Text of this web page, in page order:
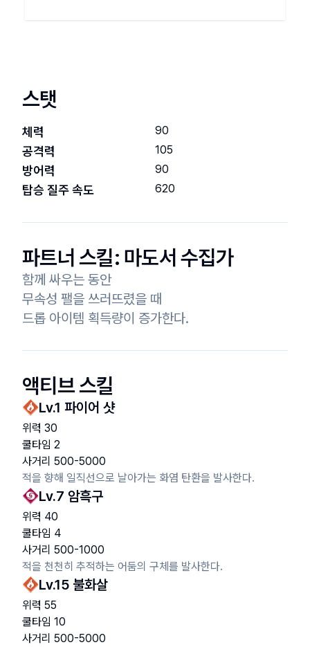
스탯
체력 90
공격력 105
방어력 90
탑승 질주 속도 620
파트너 스킬: 마도서 수집가
함께 싸우는 동안
무속성 팰을 쓰러뜨렸을 때
드롭 아이템 획득량이 증가한다.
액티브 스킬
Lv.1 파이어 샷
위력 30
쿨타임 2
사거리 500-5000
적을 향해 일직선으로 날아가는 화염 탄환을 발사한다.
Lv.7 암흑구
위력 40
쿨타임 4
사거리 500-1000
적을 천천히 추적하는 어둠의 구체를 발사한다.
Lv.15 불화살
위력 55
쿨타임 10
사거리 500-5000